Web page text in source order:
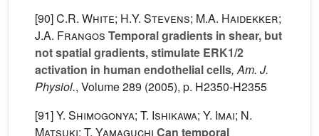
[90]C.R. White; H.Y. Stevens; M.A. Haidekker;
J.A. Frangos Temporal gradients in shear, but
not spatial gradients, stimulate ERK1/2
activation in human endothelial cells, Am. J.
Physiol., Volume 289 (2005), p. H2350-H2355
[91]Y. Shimogonya; T. Ishikawa; Y. Imai; N.
Matsuki; T. Yamaguchi Can temporal